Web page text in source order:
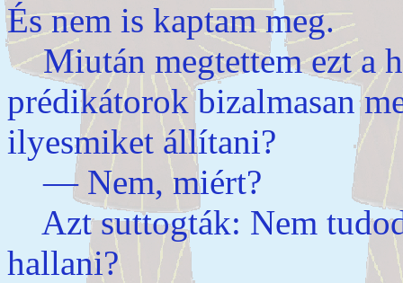
És nem is kaptam meg.
Miután megtettem ezt a
prédikátorok bizalmasan
ilyesmiket állítani?
— Nem, miért?
Azt suttogták: Nem
hallani?